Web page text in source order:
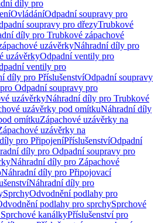
díly pro
OvládáníOdpadní soupravy pro
soupravy pro dřezyTrubkové
díly pro Trubkové zápachové
uzávěrkyNáhradní díly pro
uzávěrkyOdpadní ventily pro
ventily pro
díly pro PříslušenstvíOdpadní soupravy
Odpadní soupravy pro
uzávěrkyNáhradní díly pro Trubkové
uzávěrky pod omítkuNáhradní díly
omítkuZápachové uzávěrky na
uzávěrky na
pro PřipojeníPříslušenstvíOdpadní
díly pro Odpadní soupravy pro
Náhradní díly pro Zápachové
Náhradní díly pro Připojovací
Náhradní díly pro
SprchyOdvodnění podlahy pro
podlahy pro sprchySprchové
kanálkyPříslušenství pro